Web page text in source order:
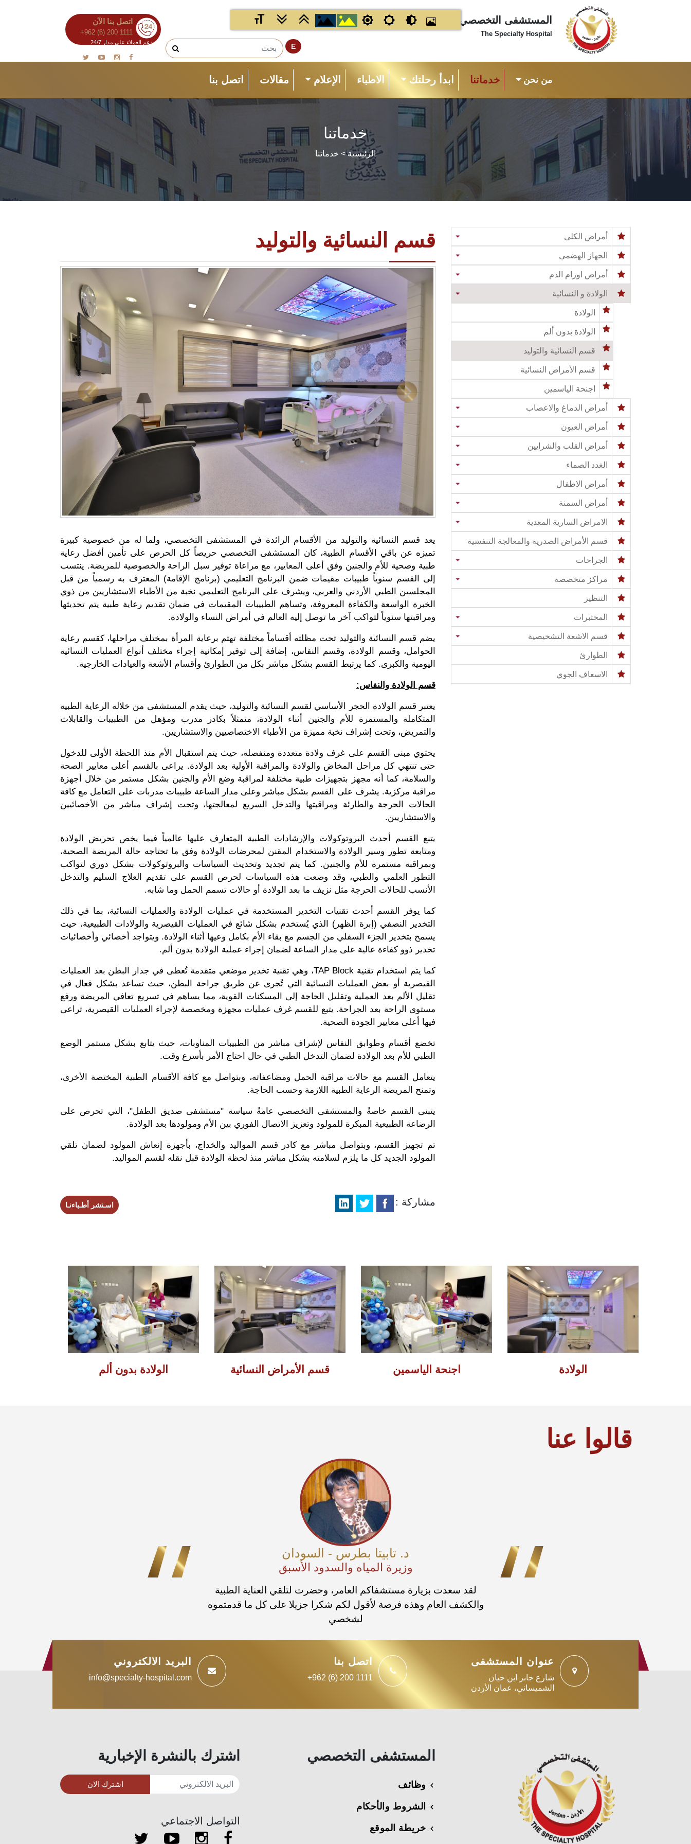
المستشفى التخصصي
The Specialty Hospital
اتصل بنا الآن
+962 (6) 200 1111
دعم العملاء على مدار 24/7 E
من نحن خدماتنا ابدأ رحلتك الاطباء الإعلام مقالات اتصل بنا
خدماتنا
الرئيسية> خدماتنا
أمراض الكلى
الجهاز الهضمي
أمراض اورام الدم
الولادة و النسائية
الولادة
الولادة بدون ألم
قسم النسائية والتوليد
قسم الأمراض النسائية
اجنحة الياسمين
أمراض الدماغ والاعصاب
أمراض العيون
أمراض القلب والشرايين
الغدد الصماء
أمراض الاطفال
أمراض السمنة
الامراض السارية المعدية
قسم الأمراض الصدرية والمعالجة التنفسية
الجراحات
مراكز متخصصة
التنظير
المختبرات
قسم الاشعة التشخيصية
الطوارئ
الاسعاف الجوي
قسم النسائية والتوليد
يعد قسم النسائية والتوليد من الأقسام الرائدة في المستشفى التخصصي، ولما له من خصوصية كبيرة
تميزه عن باقي الأقسام الطبية، كان المستشفى التخصصي حريصاً كل الحرص على تأمين أفضل رعاية
طبية وصحية للأم والجنين وفق أعلى المعايير، مع مراعاة توفير سبل الراحة والخصوصية للمريضة. ينتسب
إلى القسم سنوياً طبيبات مقيمات ضمن البرنامج التعليمي (برنامج الإقامة) المعترف به رسمياً من قبل
المجلسين الطبي الأردني والعربي، ويشرف على البرنامج التعليمي نخبة من الأطباء الاستشاريين من ذوي
الخبرة الواسعة والكفاءة المعروفة، وتساهم الطبيبات المقيمات في ضمان تقديم رعاية طبية يتم تحديثها
ومراقبتها سنوياً لتواكب آخر ما توصل إليه العالم في أمراض النساء والولادة.
يضم قسم النسائية والتوليد تحت مظلته أقساماً مختلفة تهتم برعاية المرأة بمختلف مراحلها، كقسم رعاية
الحوامل، وقسم الولادة، وقسم النفاس، إضافة إلى توفير إمكانية إجراء مختلف أنواع العمليات النسائية
اليومية والكبرى. كما يرتبط القسم بشكل مباشر بكل من الطوارئ وأقسام الأشعة والعيادات الخارجية.
قسم الولادة والنفاس:
يعتبر قسم الولادة الحجر الأساسي لقسم النسائية والتوليد، حيث يقدم المستشفى من خلاله الرعاية الطبية
المتكاملة والمستمرة للأم والجنين أثناء الولادة، متمثلاً بكادر مدرب ومؤهل من الطبيبات والقابلات
والتمريض، وتحت إشراف نخبة مميزة من الأطباء الاختصاصيين والاستشاريين.
يحتوي مبنى القسم على غرف ولادة متعددة ومنفصلة، حيث يتم استقبال الأم منذ اللحظة الأولى للدخول
حتى تنتهي كل مراحل المخاض والولادة والمراقبة الأولية بعد الولادة. يراعى بالقسم أعلى معايير الصحة
والسلامة، كما أنه مجهز بتجهيزات طبية مختلفة لمراقبة وضع الأم والجنين بشكل مستمر من خلال أجهزة
مراقبة مركزية. يشرف على القسم بشكل مباشر وعلى مدار الساعة طبيبات مدربات على التعامل مع كافة
الحالات الحرجة والطارئة ومراقبتها والتدخل السريع لمعالجتها، وتحت إشراف مباشر من الأخصائيين
والاستشاريين.
يتبع القسم أحدث البروتوكولات والإرشادات الطبية المتعارف عليها عالمياً فيما يخص تحريض الولادة
ومتابعة تطور وسير الولادة والاستخدام المقنن لمحرضات الولادة وفق ما تحتاجه حالة المريضة الصحية،
وبمراقبة مستمرة للأم والجنين. كما يتم تجديد وتحديث السياسات والبروتوكولات بشكل دوري لتواكب
التطور العلمي والطبي، وقد وضعت هذه السياسات لحرص القسم على تقديم العلاج السليم والتدخل
الأنسب للحالات الحرجة مثل نزيف ما بعد الولادة أو حالات تسمم الحمل وما شابه.
كما يوفر القسم أحدث تقنيات التخدير المستخدمة في عمليات الولادة والعمليات النسائية، بما في ذلك
التخدير النصفي (إبرة الظهر) الذي يُستخدم بشكل شائع في العمليات القيصرية والولادات الطبيعية، حيث
يسمح بتخدير الجزء السفلي من الجسم مع بقاء الأم بكامل وعيها أثناء الولادة. ويتواجد أخصائي وأخصائيات
تخدير ذوو كفاءة عالية على مدار الساعة لضمان إجراء عملية الولادة بدون ألم.
كما يتم استخدام تقنية TAP Block، وهي تقنية تخدير موضعي متقدمة تُعطى في جدار البطن بعد العمليات
القيصرية أو بعض العمليات النسائية التي تُجرى عن طريق جراحة البطن، حيث تساعد بشكل فعال في
تقليل الألم بعد العملية وتقليل الحاجة إلى المسكنات القوية، مما يساهم في تسريع تعافي المريضة ورفع
مستوى الراحة بعد الجراحة. يتبع للقسم غرف عمليات مجهزة ومخصصة لإجراء العمليات القيصرية، تراعى
فيها أعلى معايير الجودة الصحية.
تخضع أقسام وطوابق النفاس لإشراف مباشر من الطبيبات المناوبات، حيث يتابع بشكل مستمر الوضع
الطبي للأم بعد الولادة لضمان التدخل الطبي في حال احتاج الأمر بأسرع وقت.
يتعامل القسم مع حالات مراقبة الحمل ومضاعفاته، وبتواصل مع كافة الأقسام الطبية المختصة الأخرى،
وتمنح المريضة الرعاية الطبية اللازمة وحسب الحاجة.
يتبنى القسم خاصةً والمستشفى التخصصي عامةً سياسة "مستشفى صديق الطفل"، التي تحرص على
الرضاعة الطبيعية المبكرة للمولود وتعزيز الاتصال الفوري بين الأم ومولودها بعد الولادة.
تم تجهيز القسم، وبتواصل مباشر مع كادر قسم المواليد والخداج، بأجهزة إنعاش المولود لضمان تلقي
المولود الجديد كل ما يلزم لسلامته بشكل مباشر منذ لحظة الولادة قبل نقله لقسم المواليد.
مشاركة : اسـتشر أطـباءنـا
الولادة اجنحة الياسمين قسم الأمراض النسائية الولادة بدون ألم
قالوا عنا
د. تابيتا بطرس - السودان
وزيرة المياه والسدود الأسبق
لقد سعدت بزيارة مستشفاكم العامر، وحضرت لتلقي العناية الطبية
والكشف العام وهذه فرصة لأقول لكم شكرا جزيلا على كل ما قدمتموه
لشخصي
عنوان المستشفى
شارع جابر ابن حيان
الشميساني، عمان الأردن
اتصل بنا
+962 (6) 200 1111
البريد الالكتروني
info@specialty-hospital.com
المستشفى التخصصي
وظائف
الشروط والأحكام
خريطة الموقع
اشترك بالنشرة الإخبارية
اشترك الان
التواصل الاجتماعي